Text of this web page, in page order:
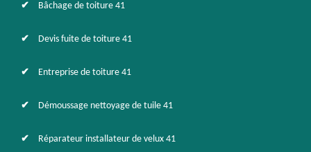
Bâchage de toiture 41
Devis fuite de toiture 41
Entreprise de toiture 41
Démoussage nettoyage de tuile 41
Réparateur installateur de velux 41